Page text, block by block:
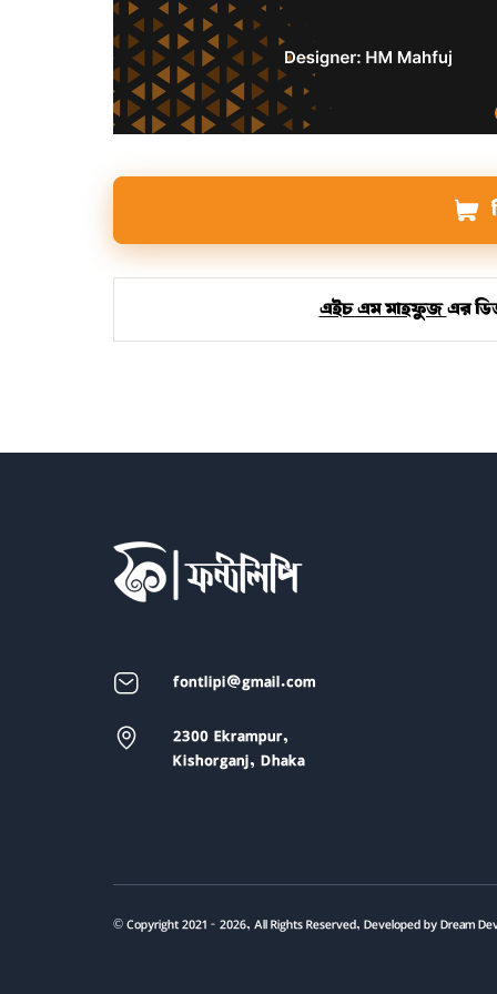
এইচ এম মাহফুজএর
fontlipi@gmail.com
2300 Ekrampur,
Kishorganj, Dhaka
© Copyright 2021 - 2026, All Rights Reserved, Developed by Dream